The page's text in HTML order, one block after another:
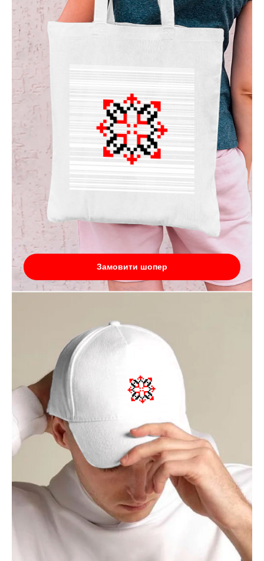
Замовити шопер